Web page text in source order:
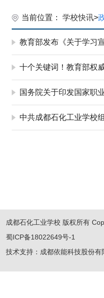
当前位置： 学校快讯>
成都石化工业学校 版权所有
蜀ICP备18022649号-1
技术支持：成都依能科技股份有